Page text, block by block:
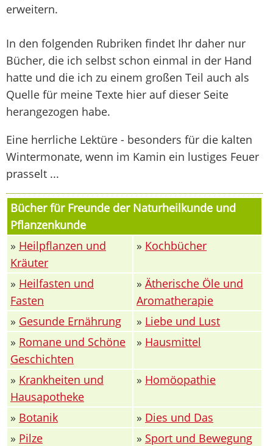
erweitern.
In den folgenden Rubriken findet Ihr daher nur
Bücher, die ich selbst schon einmal in der Hand
hatte und die ich zu einem großen Teil auch als
Quelle für meine Texte hier auf dieser Seite
herangezogen habe.
Eine herrliche Lektüre - besonders für die kalten
Wintermonate, wenn im Kamin ein lustiges Feuer
prasselt ...
Bücher für Freunde der Naturheilkunde und
Pflanzenkunde
» Heilpflanzen und
Kräuter
» Kochbücher
» Heilfasten und
Fasten
» Ätherische Öle und
Aromatherapie
» Gesunde Ernährung » Liebe und Lust
» Romane und Schöne
Geschichten
» Hausmittel
» Krankheiten und
Hausapotheke
» Homöopathie
» Botanik » Dies und Das
» Pilze » Sport und Bewegung